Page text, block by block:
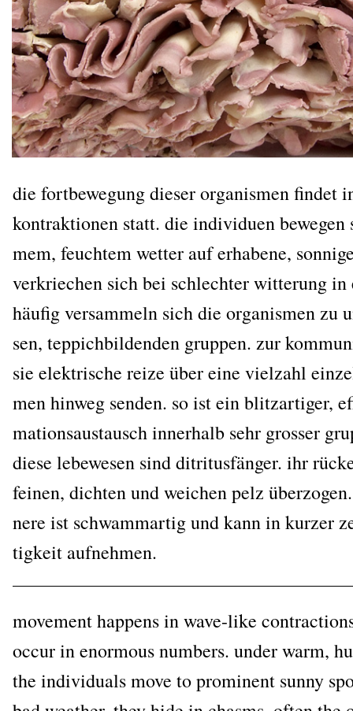
die fort­be­we­gung die­ser orga­nis­men fin­det
kon­trak­tio­nen statt. die indi­vi­du­en
mem, feuch­tem wet­ter auf erha­be­ne,
ver­krie­chen sich bei schlech­ter wit­te­rung in
häu­fig ver­sam­meln sich die orga­nis­men zu
sen, tep­pich­bil­den­den grup­pen. zur
sie elek­tri­sche rei­ze über eine viel­zahl
men hin­weg sen­den. so ist ein blitz­ar­ti­ger,
ma­ti­ons­aus­tausch inner­halb sehr gros­ser
die­se lebe­we­sen sind dit­ri­tus­fän­ger. ihr
fei­nen, dich­ten und wei­chen pelz
ne­re ist schwamm­ar­tig und kann in kur­zer
tig­keit aufnehmen.
move­ment hap­pens in wave-like
occur in enorm­ous num­bers. under warm,
the indi­vi­du­als move to pro­mi­nent sun­ny